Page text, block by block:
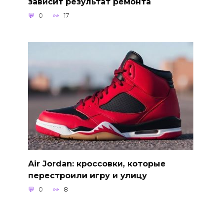
0 17
Air Jordan: кроссовки, которые
перестроили игру и улицу
0 8